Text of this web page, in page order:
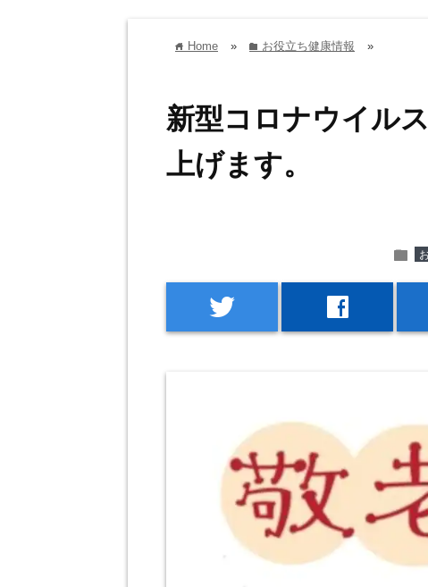
home Home » folder お役立ち健康情報 »
新型コロナウイル
上げます。
folder
twitter facebook